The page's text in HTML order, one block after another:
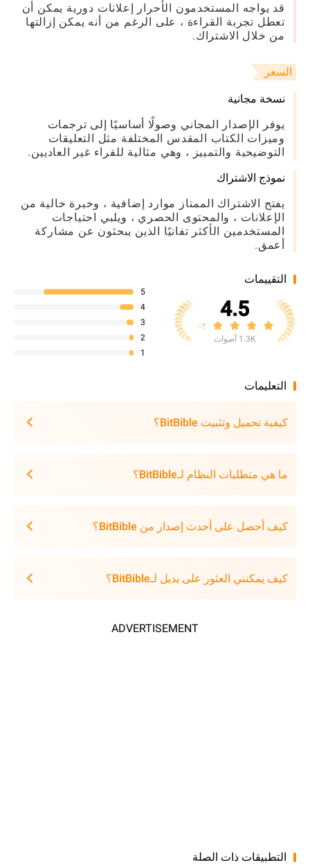
قد يواجه المستخدمون الأحرار إعلانات دورية يمكن أن
تعطل تجربة القراءة ، على الرغم من أنه يمكن إزالتها
من خلال الاشتراك.
السعر
نسخة مجانية
يوفر الإصدار المجاني وصولًا أساسيًا إلى ترجمات
وميزات الكتاب المقدس المختلفة مثل التعليقات
التوضيحية والتمييز ، وهي مثالية للقراء غير العاديين.
نموذج الاشتراك
يفتح الاشتراك الممتاز موارد إضافية ، وخبرة خالية من
الإعلانات ، والمحتوى الحصري ، ويلبي احتياجات
المستخدمين الأكثر تفانيًا الذين يبحثون عن مشاركة
أعمق.
التقييمات
4.5
1.3K أصوات
5
4
3
2
1
التعليمات
كيفية تحميل وتثبيت BitBible؟
ما هي متطلبات النظام لـBitBible؟
كيف أحصل على أحدث إصدار من BitBible؟
كيف يمكنني العثور على بديل لـBitBible؟
ADVERTISEMENT
التطبيقات ذات الصلة